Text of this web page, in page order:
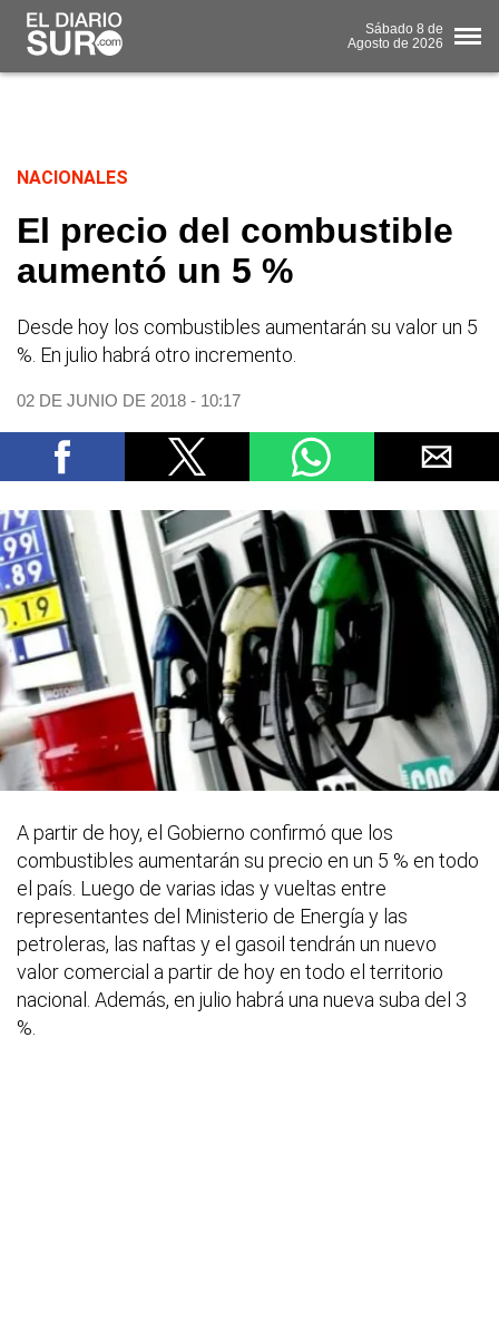
Sábado 8 de
Agosto de 2026
NACIONALES
El precio del combustible
aumentó un 5 %
Desde hoy los combustibles aumentarán su valor un 5
%. En julio habrá otro incremento.
02 DE JUNIO DE 2018 - 10:17
A partir de hoy, el Gobierno confirmó que los
combustibles aumentarán su precio en un 5 % en todo
el país. Luego de varias idas y vueltas entre
representantes del Ministerio de Energía y las
petroleras, las naftas y el gasoil tendrán un nuevo
valor comercial a partir de hoy en todo el territorio
nacional. Además, en julio habrá una nueva suba del 3
%.